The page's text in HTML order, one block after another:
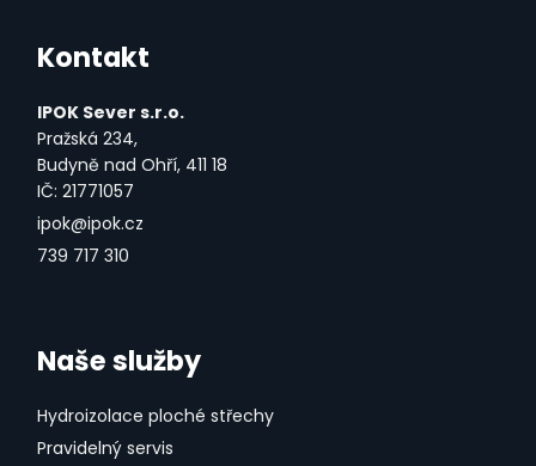
Kontakt
IPOK Sever s.r.o.
Pražská 234,
Budyně nad Ohří, 411 18
IČ: 21771057
ipok@ipok.cz
739 717 310
Naše služby
Hydroizolace ploché střechy
Pravidelný servis